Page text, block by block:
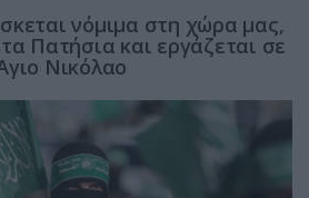
νόμιμα στη χώρα μας,
Πατήσια και εργάζεται σε
Νικόλαο